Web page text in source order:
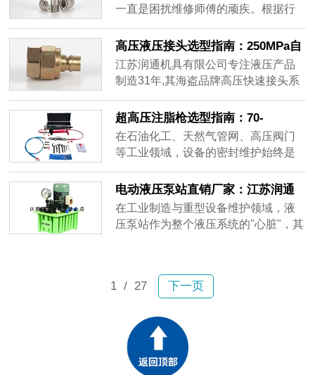
一直是困扰维修师傅的顽疾。根据行
接头漏油问题。
高压液压接头选型指南：250MPa自
锁接头的工程应用
江苏润通机具有限公司专注液压产品
制造31年,其海盗品牌高压快速接头系
求。产品采用内置自锁防松结构设计,
通过精密的机械锁扣机制确保连接稳
定性,有效解决振动工况下的松动隐
患。
超高压注脂枪选型指南：70-
105MPa工况下的密封注脂方案
在石油化工、天然气管网、高压阀门
等工业领域，设备的密封维护始终是
密封脂的注入需求时，普通注脂设备
往往因压力不足、操作繁琐或监测缺
失而无法满足实际工况要求。
电动液压泵站直销厂家：江苏润通
机具的工业动力解决方案
在工业制造与重型设备维护领域，液
压泵站作为整个液压系统的"心脏"，其
泵产品，如何选择一家技术成熟、产
品可靠的直销厂家，成为众多企业采
1 / 27 下一页